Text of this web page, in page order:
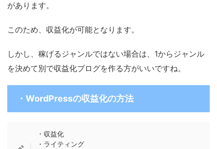
があります。
このため、収益化が可能となります。
しかし、稼げるジャンルではない場合は、1からジャンル
を決めて別で収益化ブログを作る方がいいですね。
・WordPressの収益化の方法
・収益化
・ライティング